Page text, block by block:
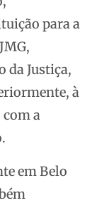
para a
da Justiça,
à
com a
em Belo